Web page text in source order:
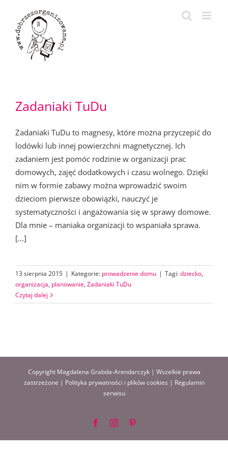
zawartości
Zadaniaki TuDu
Zadaniaki TuDu to magnesy, które można przyczepić do
lodówki lub innej powierzchni magnetycznej. Ich
zadaniem jest pomóc rodzinie w organizacji prac
domowych, zajęć dodatkowych i czasu wolnego. Dzięki
nim w formie zabawy można wprowadzić swoim
dzieciom pierwsze obowiązki, nauczyć je
systematyczności i angażowania się w sprawy domowe.
Dla mnie – maniaka organizacji to wspaniała sprawa.
[...]
13 sierpnia 2015 | Kategorie: prowadzenie domu | Tagi:dziecko,
organizacja, planowanie, Zadaniaki TuDu
Czytaj dalej
Copyright Magdalena Grabda-Arendarczyk | Wszelkie prawa
zastrzeżone | Polityka prywatności i plików cookies | Regulamin
serwisu
FacebookInstagram